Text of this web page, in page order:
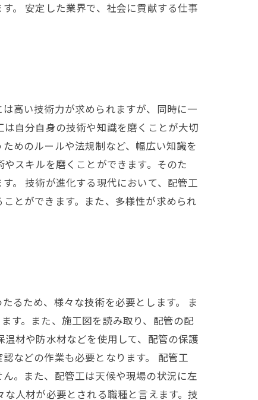
。 安定した業界で、社会に貢献する仕事
高い技術力が求められますが、同時に一
自分自身の技術や知識を磨くことが大切
めのルールや法規制など、幅広い知識を
スキルを磨くことができます。そのた
。 技術が進化する現代において、配管工
とができます。また、多様性が求められ
るため、様々な技術を必要とします。 ま
す。また、施工図を読み取り、配管の配
材や防水材などを使用して、配管の保護
などの作業も必要となります。 配管工
。また、配管工は天候や現場の状況に左
人材が必要とされる職種と言えます。技